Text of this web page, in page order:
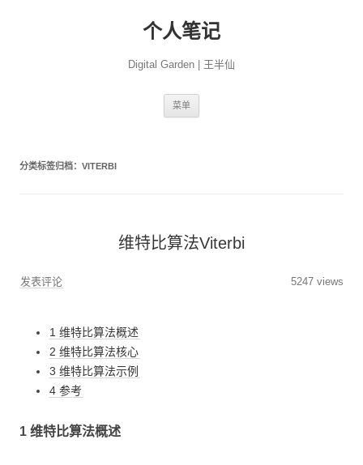
个人笔记
Digital Garden | 王半仙
菜单
分类标签归档： VITERBI
维特比算法Viterbi
发表评论 5247 views
1 维特比算法概述
2 维特比算法核心
3 维特比算法示例
4 参考
1 维特比算法概述